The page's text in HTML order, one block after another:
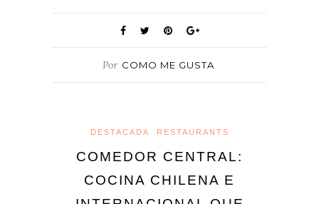
Por COMO ME GUSTA
DESTACADA RESTAURANTS
COMEDOR CENTRAL:
COCINA CHILENA E